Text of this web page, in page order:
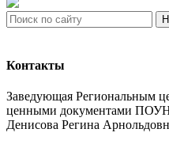
Контакты
Заведующая Региональным
ценными документами
Денисова Регина